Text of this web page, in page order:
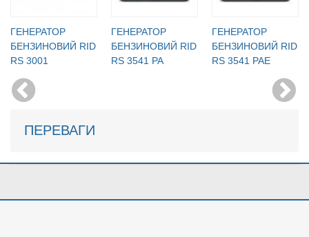
ГЕНЕРАТОР
БЕНЗИНОВИЙ RID
RS 3001
ГЕНЕРАТОР
БЕНЗИНОВИЙ RID
RS 3541 PA
ГЕНЕРАТОР
БЕНЗИНОВИЙ RID
RS 3541 PAE
ПЕРЕВАГИ